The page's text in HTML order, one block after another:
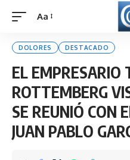
Font
Aa
DOLORES DESTACADO
EL EMPRESARIO
ROTTEMBERG
SE REUNIÓ CON
JUAN PABLO